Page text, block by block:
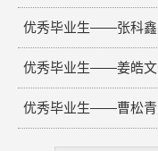
优秀毕业生——张科鑫
优秀毕业生——姜皓文
优秀毕业生——曹松青